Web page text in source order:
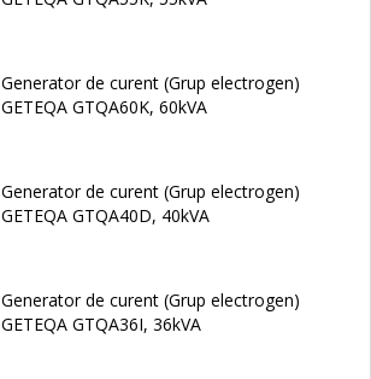
Generator de curent (Grup electrogen)
GETEQA GTQA60K, 60kVA
Generator de curent (Grup electrogen)
GETEQA GTQA40D, 40kVA
Generator de curent (Grup electrogen)
GETEQA GTQA36I, 36kVA